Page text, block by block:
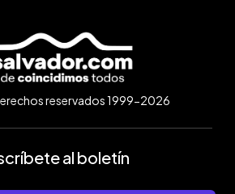
reservados 1999-2026
al boletín